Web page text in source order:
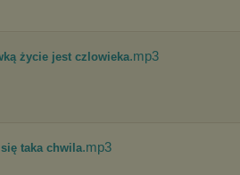
życie jest czlowieka.mp3
taka chwila.mp3